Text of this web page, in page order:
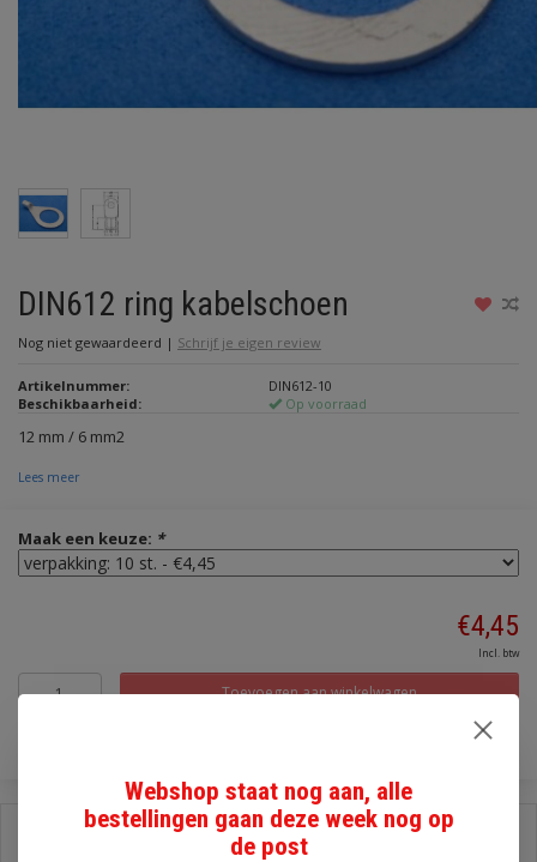
DIN612 ring kabelschoen
Nog niet gewaardeerd | Schrijf je eigen review
Artikelnummer:
DIN612-10
Beschikbaarheid:
Op voorraad
12 mm / 6 mm2
Lees meer
Maak een keuze: *
€4,45
Incl. btw
Toevoegen aan winkelwagen
Webshop staat nog aan, alle
bestellingen gaan deze week nog op
de post